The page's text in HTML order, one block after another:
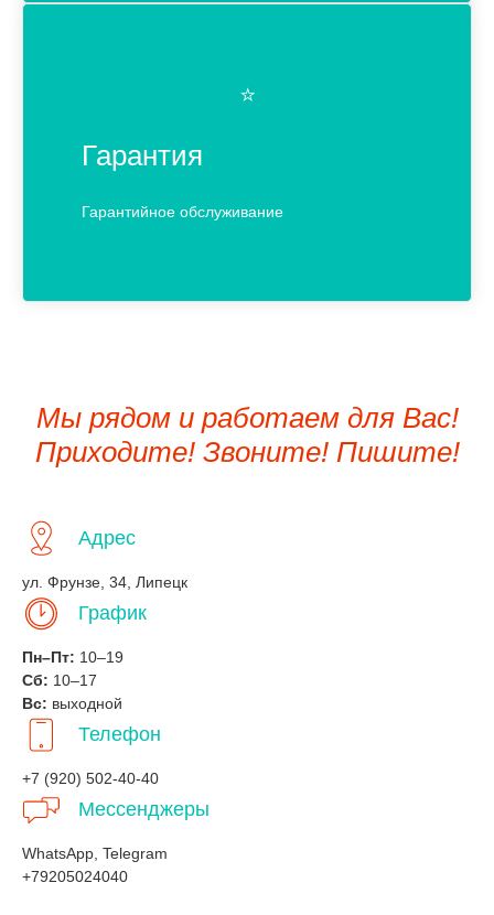
⭐️
Гарантия
Гарантийное обслуживание
Мы рядом и работаем для Вас!
Приходите! Звоните! Пишите!
Адрес
ул. Фрунзе, 34, Липецк
График
Пн–Пт: 10–19
Сб: 10–17
Вс: выходной
Телефон
+7 (920) 502-40-40
Мессенджеры
WhatsApp, Telegram
+79205024040